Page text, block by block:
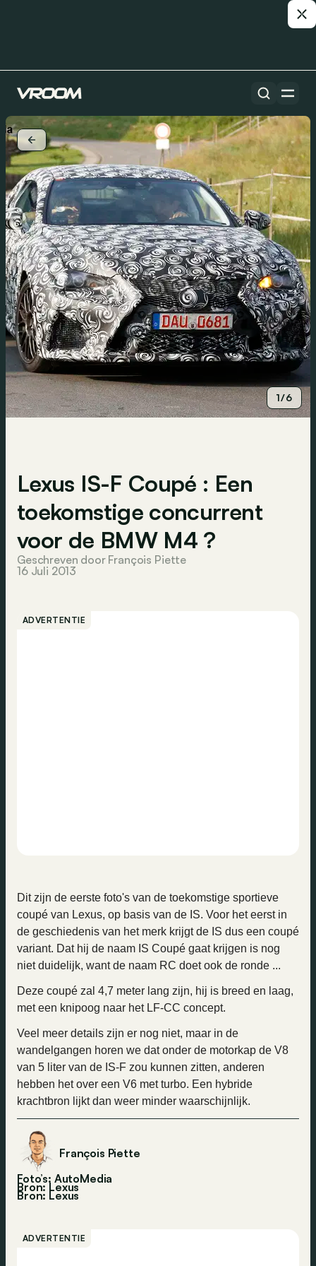
1/6
Lexus IS-F Coupé : Een
toekomstige concurrent
voor de BMW M4 ?
Geschreven door François Piette
16 Juli 2013
ADVERTENTIE
Dit zijn de eerste foto's van de toekomstige sportieve
coupé van Lexus, op basis van de IS. Voor het eerst in
de geschiedenis van het merk krijgt de IS dus een coupé
variant. Dat hij de naam IS Coupé gaat krijgen is nog
niet duidelijk, want de naam RC doet ook de ronde ...
Deze coupé zal 4,7 meter lang zijn, hij is breed en laag,
met een knipoog naar het LF-CC concept.
Veel meer details zijn er nog niet, maar in de
wandelgangen horen we dat onder de motorkap de V8
van 5 liter van de IS-F zou kunnen zitten, anderen
hebben het over een V6 met turbo. Een hybride
krachtbron lijkt dan weer minder waarschijnlijk.
François Piette
Foto’s: AutoMedia
Bron: Lexus
Bron: Lexus
ADVERTENTIE